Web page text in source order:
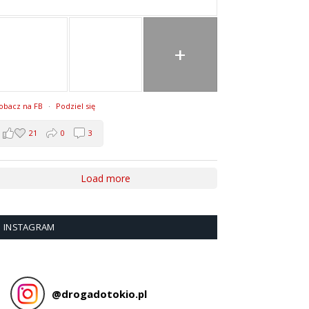
+
na FB · Podziel się
21 0 3
Load more
INSTAGRAM
@drogadotokio.pl